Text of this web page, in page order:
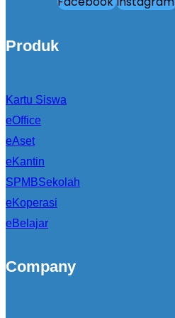
Produk
Kartu Siswa
eOffice
eAset
eKantin
SPMBSekolah
eKoperasi
eBelajar
Company